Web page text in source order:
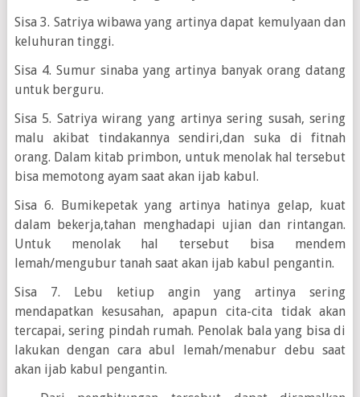
Sisa 3. Satriya wibawa yang artinya dapat kemulyaan dan
keluhuran tinggi.
Sisa 4. Sumur sinaba yang artinya banyak orang datang
untuk berguru.
Sisa 5. Satriya wirang yang artinya sering susah, sering
malu akibat tindakannya sendiri,dan suka di fitnah
orang. Dalam kitab primbon, untuk menolak hal tersebut
bisa memotong ayam saat akan ijab kabul.
Sisa 6. Bumikepetak yang artinya hatinya gelap, kuat
dalam bekerja,tahan menghadapi ujian dan rintangan.
Untuk menolak hal tersebut bisa mendem
lemah/mengubur tanah saat akan ijab kabul pengantin.
Sisa 7. Lebu ketiup angin yang artinya sering
mendapatkan kesusahan, apapun cita-cita tidak akan
tercapai, sering pindah rumah. Penolak bala yang bisa di
lakukan dengan cara abul lemah/menabur debu saat
akan ijab kabul pengantin.